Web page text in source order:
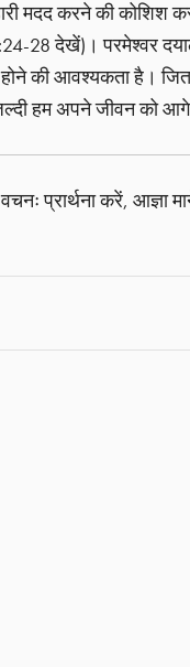
मदद करने की कोशिश
28 देखें)। परमेश्वर
होने की आवश्यकता है।
हम अपने जीवन को
प्रार्थना करें, आज्ञा